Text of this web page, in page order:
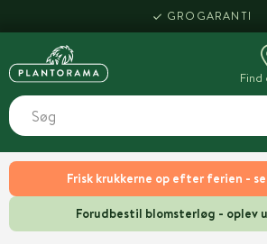
Frisk krukkerne op efter ferien -
Forudbestil blomsterløg - oplev
GROGARANTI